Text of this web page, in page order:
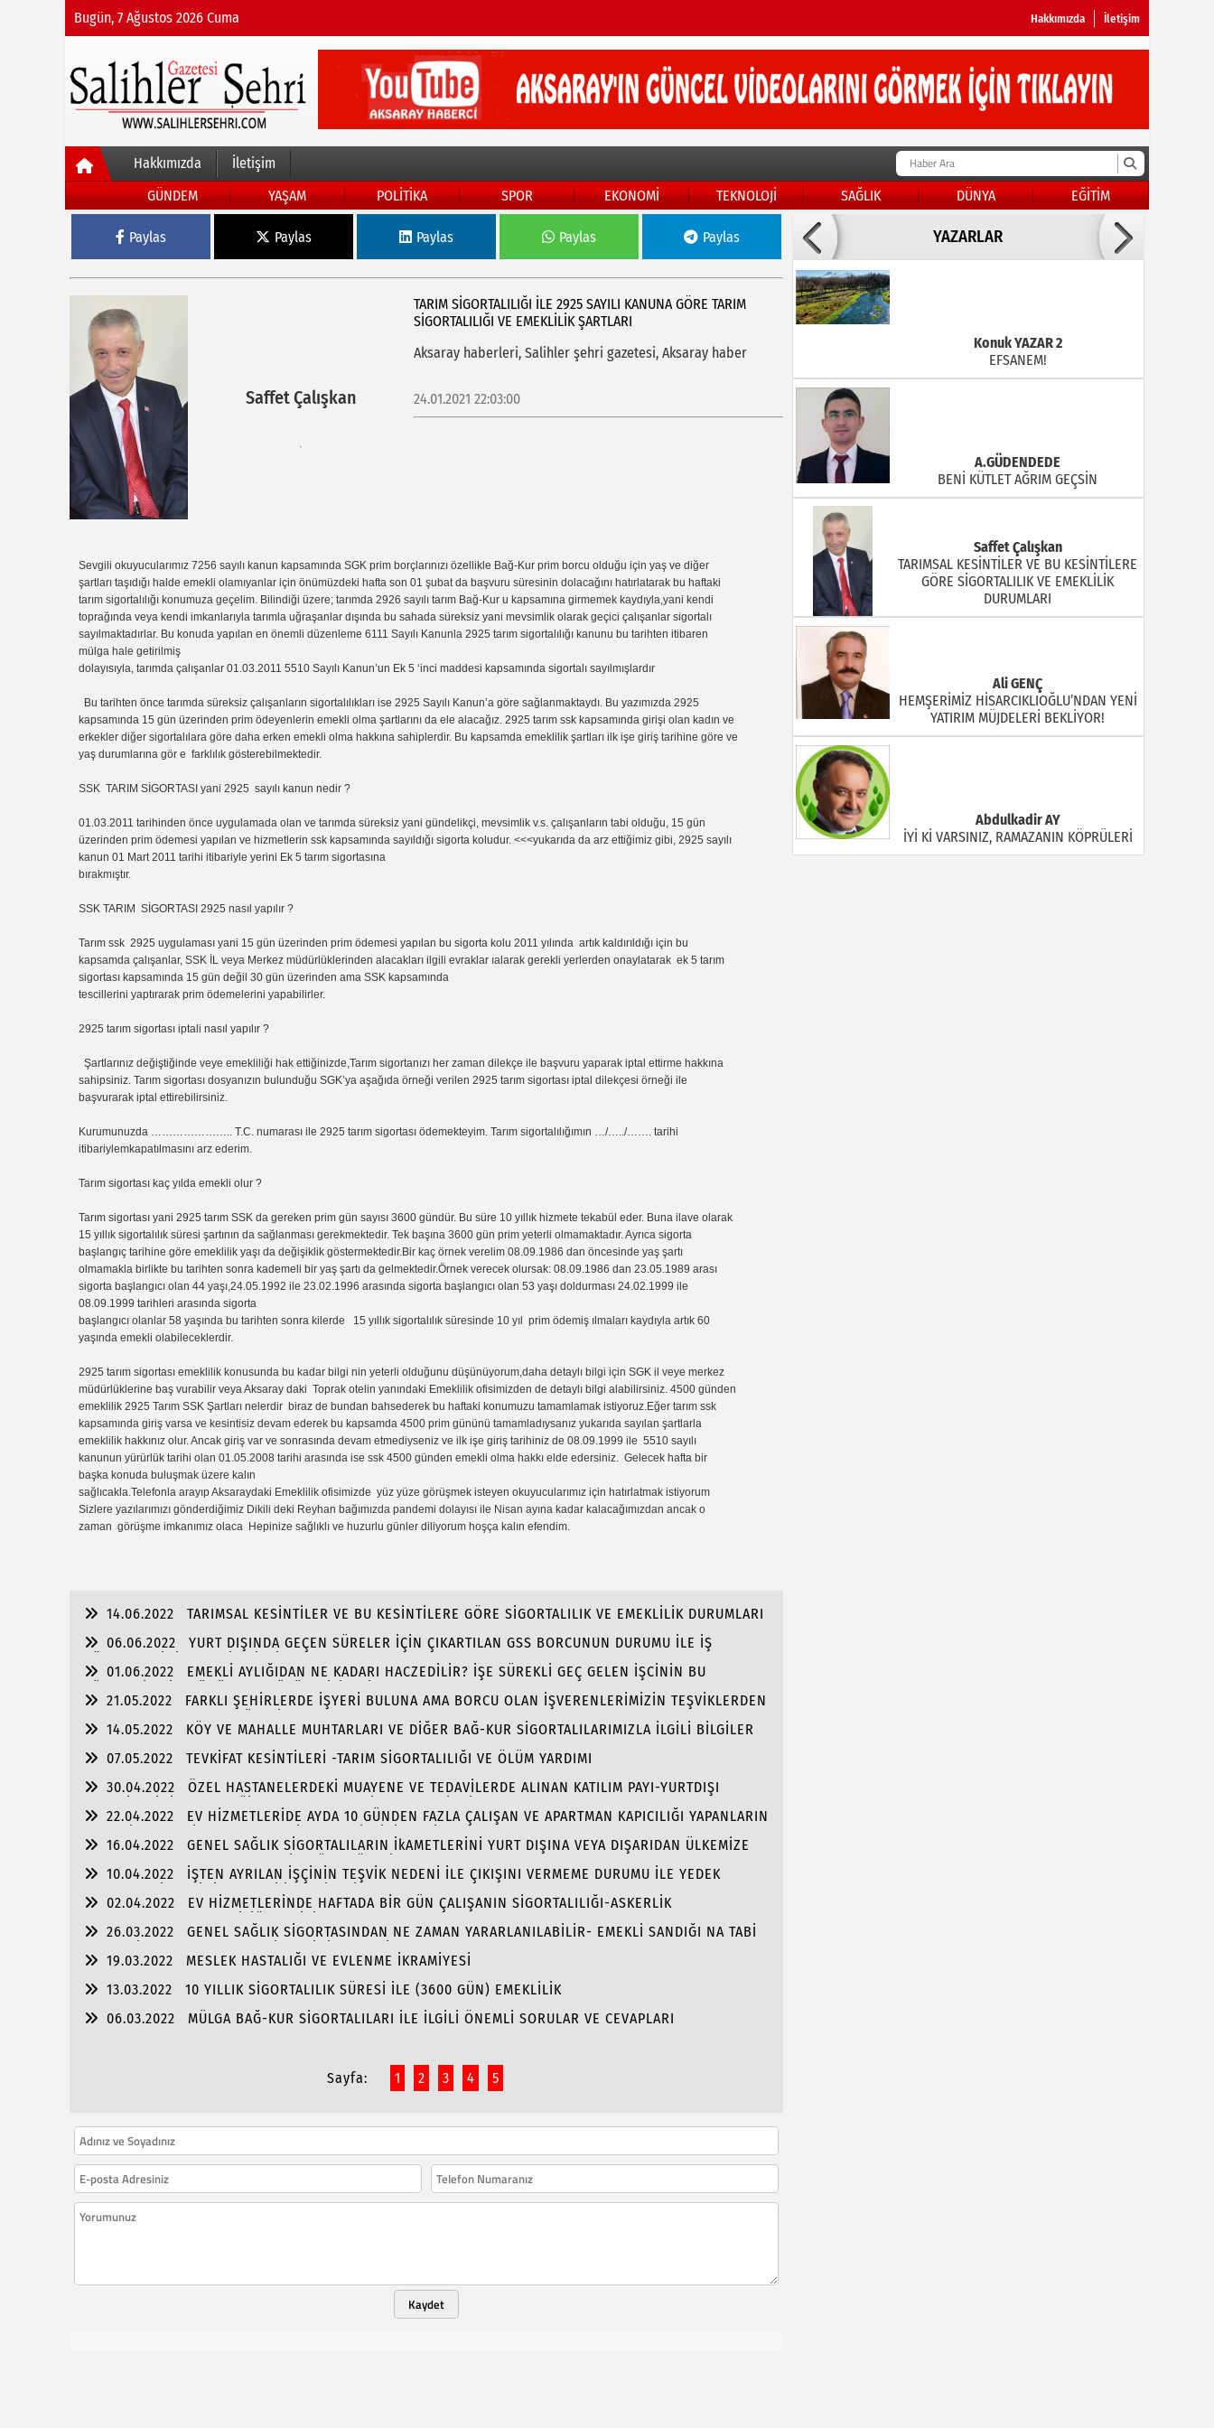
Bugün, 7 Ağustos 2026 Cuma Hakkımızda İletişim
Hakkımızda
İletişim
GÜNDEM
YAŞAM POLİTİKA SPOR EKONOMİ TEKNOLOJİ SAĞLIK DÜNYA EĞİTİM
Paylas Paylas Paylas Paylas Paylas
Saffet Çalışkan
TARIM SİGORTALILIĞI İLE 2925 SAYILI KANUNA GÖRE TARIM
SİGORTALILIĞI VE EMEKLİLİK ŞARTLARI
Aksaray haberleri, Salihler şehri gazetesi, Aksaray haber
24.01.2021 22:03:00
Sevgili okuyucularımız 7256 sayılı kanun kapsamında SGK prim borçlarınızı özellikle Bağ-Kur prim borcu olduğu için yaş ve diğer
şartları taşıdığı halde emekli olamıyanlar için önümüzdeki hafta son 01 şubat da başvuru süresinin dolacağını hatırlatarak bu haftaki
tarım sigortalılığı konumuza geçelim. Bilindiği üzere; tarımda 2926 sayılı tarım Bağ-Kur u kapsamına girmemek kaydıyla,yani kendi
toprağında veya kendi imkanlarıyla tarımla uğraşanlar dışında bu sahada süreksiz yani mevsimlik olarak geçici çalışanlar sigortalı
sayılmaktadırlar. Bu konuda yapılan en önemli düzenleme 6111 Sayılı Kanunla 2925 tarım sigortalılığı kanunu bu tarihten itibaren
mülga hale getirilmiş
dolayısıyla, tarımda çalışanlar 01.03.2011 5510 Sayılı Kanun’un Ek 5 ‘inci maddesi kapsamında sigortalı sayılmışlardır
Bu tarihten önce tarımda süreksiz çalışanların sigortalılıkları ise 2925 Sayılı Kanun’a göre sağlanmaktaydı. Bu yazımızda 2925
kapsamında 15 gün üzerinden prim ödeyenlerin emekli olma şartlarını da ele alacağız. 2925 tarım ssk kapsamında girişi olan kadın ve
erkekler diğer sigortalılara göre daha erken emekli olma hakkına sahiplerdir. Bu kapsamda emeklilik şartları ilk işe giriş tarihine göre ve
yaş durumlarına gör e farklılık gösterebilmektedir.
SSK TARIM SİGORTASI yani 2925 sayılı kanun nedir ?
01.03.2011 tarihinden önce uygulamada olan ve tarımda süreksiz yani gündelikçi, mevsimlik v.s. çalışanların tabi olduğu, 15 gün
üzerinden prim ödemesi yapılan ve hizmetlerin ssk kapsamında sayıldığı sigorta koludur. <<<yukarıda da arz ettiğimiz gibi, 2925 sayılı
kanun 01 Mart 2011 tarihi itibariyle yerini Ek 5 tarım sigortasına
bırakmıştır.
SSK TARIM SİGORTASI 2925 nasıl yapılır ?
Tarım ssk 2925 uygulaması yani 15 gün üzerinden prim ödemesi yapılan bu sigorta kolu 2011 yılında artık kaldırıldığı için bu
kapsamda çalışanlar, SSK İL veya Merkez müdürlüklerinden alacakları ilgili evraklar ıalarak gerekli yerlerden onaylatarak ek 5 tarım
sigortası kapsamında 15 gün değil 30 gün üzerinden ama SSK kapsamında
tescillerini yaptırarak prim ödemelerini yapabilirler.
2925 tarım sigortası iptali nasıl yapılır ?
Şartlarınız değiştiğinde veye emekliliği hak ettiğinizde,Tarım sigortanızı her zaman dilekçe ile başvuru yaparak iptal ettirme hakkına
sahipsiniz. Tarım sigortası dosyanızın bulunduğu SGK’ya aşağıda örneği verilen 2925 tarım sigortası iptal dilekçesi örneği ile
başvurarak iptal ettirebilirsiniz.
Kurumunuzda ………………….. T.C. numarası ile 2925 tarım sigortası ödemekteyim. Tarım sigortalılığımın …/…../……. tarihi
itibariylemkapatılmasını arz ederim.
Tarım sigortası kaç yılda emekli olur ?
Tarım sigortası yani 2925 tarım SSK da gereken prim gün sayısı 3600 gündür. Bu süre 10 yıllık hizmete tekabül eder. Buna ilave olarak
15 yıllık sigortalılık süresi şartının da sağlanması gerekmektedir. Tek başına 3600 gün prim yeterli olmamaktadır. Ayrıca sigorta
başlangıç tarihine göre emeklilik yaşı da değişiklik göstermektedir.Bir kaç örnek verelim 08.09.1986 dan öncesinde yaş şartı
olmamakla birlikte bu tarihten sonra kademeli bir yaş şartı da gelmektedir.Örnek verecek olursak: 08.09.1986 dan 23.05.1989 arası
sigorta başlangıcı olan 44 yaşı,24.05.1992 ile 23.02.1996 arasında sigorta başlangıcı olan 53 yaşı doldurması 24.02.1999 ile
08.09.1999 tarihleri arasında sigorta
başlangıcı olanlar 58 yaşında bu tarihten sonra kilerde 15 yıllık sigortalılık süresinde 10 yıl prim ödemiş ılmaları kaydıyla artık 60
yaşında emekli olabileceklerdir.
2925 tarım sigortası emeklilik konusunda bu kadar bilgi nin yeterli olduğunu düşünüyorum,daha detaylı bilgi için SGK il veye merkez
müdürlüklerine baş vurabilir veya Aksaray daki Toprak otelin yanındaki Emeklilik ofisimizden de detaylı bilgi alabilirsiniz. 4500 günden
emeklilik 2925 Tarım SSK Şartları nelerdir biraz de bundan bahsederek bu haftaki konumuzu tamamlamak istiyoruz.Eğer tarım ssk
kapsamında giriş varsa ve kesintisiz devam ederek bu kapsamda 4500 prim gününü tamamladıysanız yukarıda sayılan şartlarla
emeklilik hakkınız olur. Ancak giriş var ve sonrasında devam etmediyseniz ve ilk işe giriş tarihiniz de 08.09.1999 ile 5510 sayılı
kanunun yürürlük tarihi olan 01.05.2008 tarihi arasında ise ssk 4500 günden emekli olma hakkı elde edersiniz. Gelecek hafta bir
başka konuda buluşmak üzere kalın
sağlıcakla.Telefonla arayıp Aksaraydaki Emeklilik ofisimizde yüz yüze görüşmek isteyen okuyucularımız için hatırlatmak istiyorum
Sizlere yazılarımızı gönderdiğimiz Dikili deki Reyhan bağımızda pandemi dolayısı ile Nisan ayına kadar kalacağımızdan ancak o
zaman görüşme imkanımız olaca Hepinize sağlıklı ve huzurlu günler diliyorum hoşça kalın efendim.
14.06.2022
TARIMSAL KESİNTİLER VE BU KESİNTİLERE GÖRE SİGORTALILIK VE EMEKLİLİK DURUMLARI
06.06.2022
YURT DIŞINDA GEÇEN SÜRELER İÇİN ÇIKARTILAN GSS BORCUNUN DURUMU İLE İŞ
SÖZLEŞMESİNİN DEVRİDE İŞÇİLERİN SGK MATRAHLARI
01.06.2022
EMEKLİ AYLIĞIDAN NE KADARI HACZEDİLİR? İŞE SÜREKLİ GEÇ GELEN İŞCİNİN BU
SÜRELERİ PRİM GÜNÜNDEN DÜŞÜLEBİLİR Mİ?
21.05.2022
FARKLI ŞEHİRLERDE İŞYERİ BULUNA AMA BORCU OLAN İŞVERENLERİMİZİN TEŞVİKLERDEN
YARARLANMASI--UZUN SÜRELİ RAPOR ONAYLARI
14.05.2022
KÖY VE MAHALLE MUHTARLARI VE DİĞER BAĞ-KUR SİGORTALILARIMIZLA İLGİLİ BİLGİLER
07.05.2022
TEVKİFAT KESİNTİLERİ -TARIM SİGORTALILIĞI VE ÖLÜM YARDIMI
30.04.2022
ÖZEL HASTANELERDEKİ MUAYENE VE TEDAVİLERDE ALINAN KATILIM PAYI-YURTDIŞI
EMEKLİLERİNİN VERECEĞİ YOKLAMA BELGESİ-EVLENME İZNİ
22.04.2022
EV HİZMETLERİDE AYDA 10 GÜNDEN FAZLA ÇALIŞAN VE APARTMAN KAPICILIĞI YAPANLARIN
KOLAY İŞVERENLİK UYGULAMASI İLE SGK BİLDİRİMLERİ.
16.04.2022
GENEL SAĞLIK SİGORTALILARIN İkAMETLERİNİ YURT DIŞINA VEYA DIŞARIDAN ÜLKEMİZE
TAŞIMALARINDA YAPILACAKLAR-İSTEĞE BAĞLI SİGORTALILARIN BORCU VE GSS
10.04.2022
İŞTEN AYRILAN İŞÇİNİN TEŞVİK NEDENİ İLE ÇIKIŞINI VERMEME DURUMU İLE YEDEK
SUBAYLIK HİZMETİNİN EMEKLİ İKRAMİYESİNE KATKISI?
02.04.2022
EV HİZMETLERİNDE HAFTADA BİR GÜN ÇALIŞANIN SİGORTALILIĞI-ASKERLİK
BORÇLANMASIIN EMEKLİLİĞE ETKİSİ
26.03.2022
GENEL SAĞLIK SİGORTASINDAN NE ZAMAN YARARLANILABİLİR- EMEKLİ SANDIĞI NA TABİ
DUL-YETİM AYLIKLARININ KESİLMESİNİ GEREKTİREN HALLER.
19.03.2022
MESLEK HASTALIĞI VE EVLENME İKRAMİYESİ
13.03.2022
10 YILLIK SİGORTALILIK SÜRESİ İLE (3600 GÜN) EMEKLİLİK
06.03.2022
MÜLGA BAĞ-KUR SİGORTALILARI İLE İLGİLİ ÖNEMLİ SORULAR VE CEVAPLARI
Sayfa: 1 2 3 4 5
Kaydet
YAZARLAR
KADER DİYEMEZSİN SEN KENDİN ETTİN
Konuk YAZAR 2
EFSANEM!
A.GÜDENDEDE
BENİ KÜTLET AĞRIM GEÇSİN
Saffet Çalışkan
TARIMSAL KESİNTİLER VE BU KESİNTİLERE
GÖRE SİGORTALILIK VE EMEKLİLİK
DURUMLARI
Ali GENÇ
HEMŞERİMİZ HİSARCIKLIOĞLU’NDAN YENİ
YATIRIM MÜJDELERİ BEKLİYOR!
Abdulkadir AY
İYİ Kİ VARSINIZ, RAMAZANIN KÖPRÜLERİ